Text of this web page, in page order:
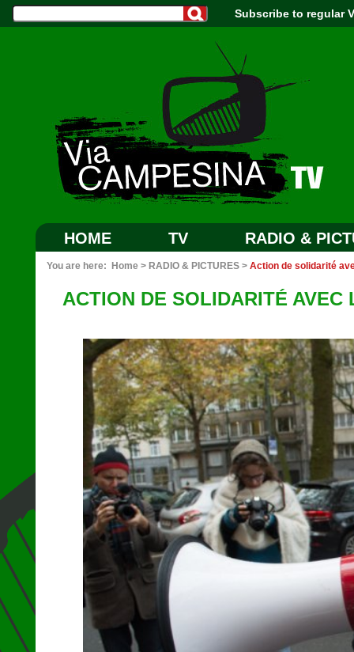
Subscribe to regular
HOME TV RADIO &
You are here: Home > RADIO & PICTURES > Action de solidarité
ACTION DE SOLIDARITÉ AVEC